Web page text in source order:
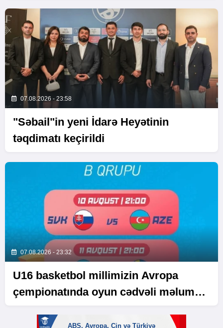
07.08.2026 - 23:58
"Səbail"in yeni İdarə Heyətinin
təqdimatı keçirildi
07.08.2026 - 23:32
U16 basketbol millimizin Avropa
çempionatında oyun cədvəli məlum